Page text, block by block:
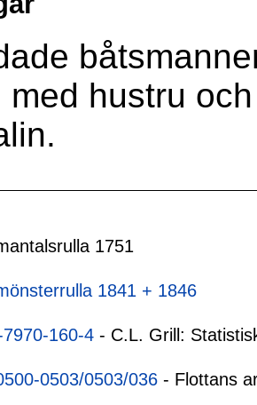
med hustru
1751
1841 + 1846
160-4 - C.L. Grill:
0503/0503/036 - Flottans